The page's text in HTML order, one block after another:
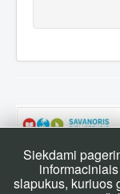
Siekdami
slapukus, kuriuos